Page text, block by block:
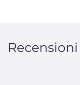
Recensioni